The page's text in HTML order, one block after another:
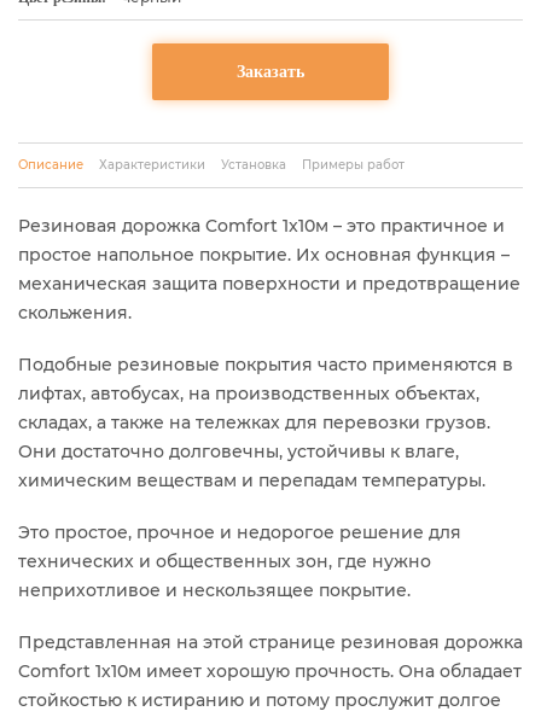
Заказать
Описание Характеристики Установка Примеры работ
Резиновая дорожка Comfort 1x10м – это практичное и
простое напольное покрытие. Их основная функция –
механическая защита поверхности и предотвращение
скольжения.
Подобные резиновые покрытия часто применяются в
лифтах, автобусах, на производственных объектах,
складах, а также на тележках для перевозки грузов.
Они достаточно долговечны, устойчивы к влаге,
химическим веществам и перепадам температуры.
Это простое, прочное и недорогое решение для
технических и общественных зон, где нужно
неприхотливое и нескользящее покрытие.
Представленная на этой странице резиновая дорожка
Comfort 1х10м имеет хорошую прочность. Она обладает
стойкостью к истиранию и потому прослужит долгое